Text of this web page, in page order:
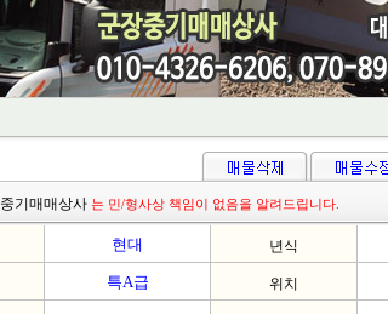
중기매매상사 는 민/형사상 책임이 없음을 알려드립니다.
현대 년식
특A급 위치